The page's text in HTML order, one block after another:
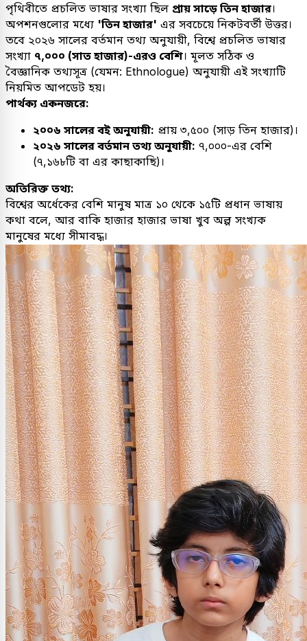
পৃথিবীতে প্রচলিত ভাষার সংখ্যা ছিল প্রায় সাড়ে তিন হাজার।
অপশনগুলোর মধ্যে 'তিন হাজার' এর সবচেয়ে নিকটবর্তী উত্তর।
তবে ২০২৬ সালের বর্তমান তথ্য অনুযায়ী, বিশ্বে প্রচলিত ভাষার
সংখ্যা ৭,০০০ (সাত হাজার)-এরও বেশি। মূলত সঠিক ও
বৈজ্ঞানিক তথ্যসূত্র (যেমন: Ethnologue) অনুযায়ী এই সংখ্যাটি
নিয়মিত আপডেট হয়।
পার্থক্য একনজরে:
২০০৬ সালের বই অনুযায়ী: প্রায় ৩,৫০০ (সাড় তিন হাজার)।
২০২৬ সালের বর্তমান তথ্য অনুযায়ী: ৭,০০০-এর বেশি
(৭,১৬৮টি বা এর কাছাকাছি)।
অতিরিক্ত তথ্য:
বিশ্বের অর্ধেকের বেশি মানুষ মাত্র ১০ থেকে ১৫টি প্রধান ভাষায়
কথা বলে, আর বাকি হাজার হাজার ভাষা খুব অল্প সংখ্যক
মানুষের মধ্যে সীমাবদ্ধ।